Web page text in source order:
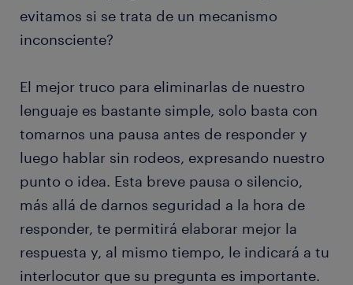
evitamos si se trata de un mecanismo
inconsciente?
El mejor truco para eliminarlas de nuestro
lenguaje es bastante simple, solo basta con
tomarnos una pausa antes de responder y
luego hablar sin rodeos, expresando nuestro
punto o idea. Esta breve pausa o silencio,
más allá de darnos seguridad a la hora de
responder, te permitirá elaborar mejor la
respuesta y, al mismo tiempo, le indicará a tu
interlocutor que su pregunta es importante.